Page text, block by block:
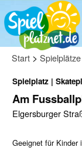
Start > Spielplätze
Spielplatz |
Am
Elgersburger
Geeignet für Kinder